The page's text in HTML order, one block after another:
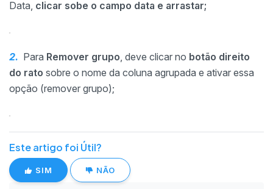
Data, clicar sobe o campo data e arrastar;
2. Para Remover grupo, deve clicar no botão direito
do rato sobre o nome da coluna agrupada e ativar essa
opção (remover grupo);
Este artigo foi Útil?
SIM NÃO